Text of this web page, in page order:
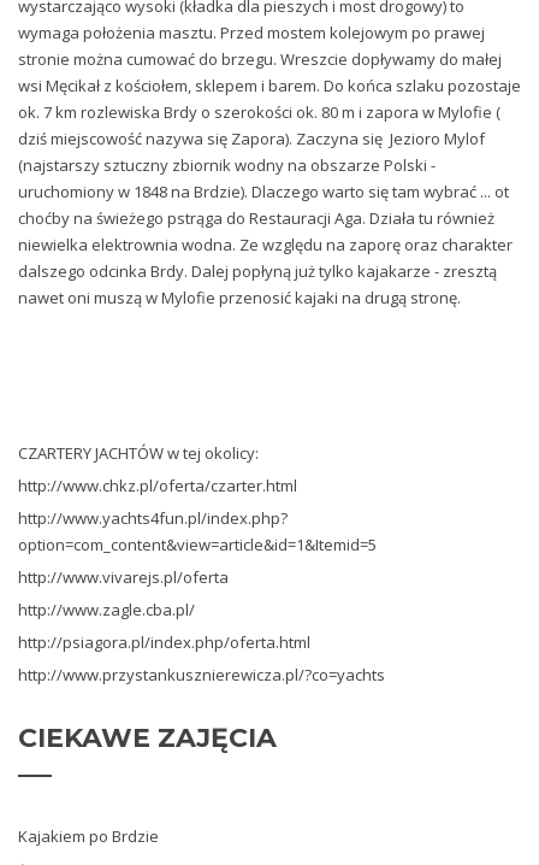
wystarczająco wysoki (kładka dla pieszych i most drogowy) to
wymaga położenia masztu. Przed mostem kolejowym po prawej
stronie można cumować do brzegu. Wreszcie dopływamy do małej
wsi Męcikał z kościołem, sklepem i barem. Do końca szlaku pozostaje
ok. 7 km rozlewiska Brdy o szerokości ok. 80 m i zapora w Mylofie (
dziś miejscowość nazywa się Zapora). Zaczyna się Jezioro Mylof
(najstarszy sztuczny zbiornik wodny na obszarze Polski -
uruchomiony w 1848 na Brdzie). Dlaczego warto się tam wybrać ... ot
choćby na świeżego pstrąga do Restauracji Aga. Działa tu również
niewielka elektrownia wodna. Ze względu na zaporę oraz charakter
dalszego odcinka Brdy. Dalej popłyną już tylko kajakarze - zresztą
nawet oni muszą w Mylofie przenosić kajaki na drugą stronę.
CZARTERY JACHTÓW w tej okolicy:
http://www.chkz.pl/oferta/czarter.html
http://www.yachts4fun.pl/index.php?
option=com_content&view=article&id=1&Itemid=5
http://www.vivarejs.pl/oferta
http://www.zagle.cba.pl/
http://psiagora.pl/index.php/oferta.html
http://www.przystankusznierewicza.pl/?co=yachts
CIEKAWE ZAJĘCIA
Kajakiem po Brdzie